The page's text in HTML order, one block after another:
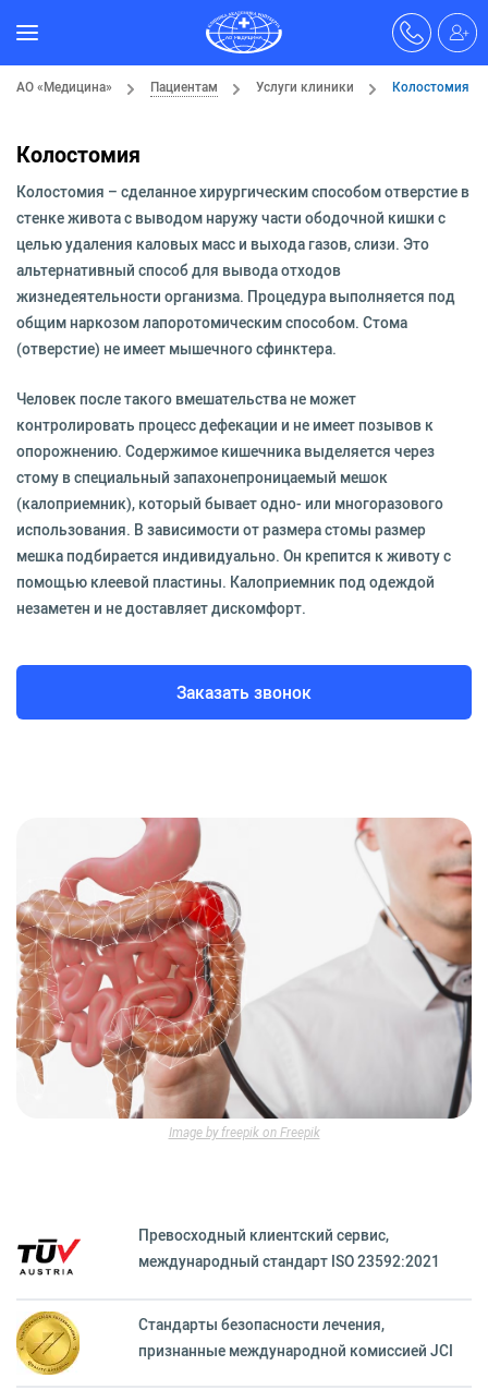
АО «Медицина» Пациентам Услуги клиники Колостомия
Колостомия
Колостомия – сделанное хирургическим способом отверстие в
стенке живота с выводом наружу части ободочной кишки с
целью удаления каловых масс и выхода газов, слизи. Это
альтернативный способ для вывода отходов
жизнедеятельности организма. Процедура выполняется под
общим наркозом лапоротомическим способом. Стома
(отверстие) не имеет мышечного сфинктера.
Человек после такого вмешательства не может
контролировать процесс дефекации и не имеет позывов к
опорожнению. Содержимое кишечника выделяется через
стому в специальный запахонепроницаемый мешок
(калоприемник), который бывает одно- или многоразового
использования. В зависимости от размера стомы размер
мешка подбирается индивидуально. Он крепится к животу с
помощью клеевой пластины. Калоприемник под одеждой
незаметен и не доставляет дискомфорт.
Заказать звонок
Image by freepik on Freepik
Превосходный клиентский сервиc,
международный стандарт ISO 23592:2021
Стандарты безопасности лечения,
признанные международной комиссией JCI